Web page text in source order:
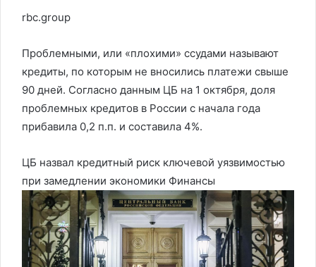
rbc.group
Проблемными, или «плохими» ссудами называют
кредиты, по которым не вносились платежи свыше
90 дней. Согласно данным ЦБ на 1 октября, доля
проблемных кредитов в России с начала года
прибавила 0,2 п.п. и составила 4%.
ЦБ назвал кредитный риск ключевой уязвимостью
при замедлении экономики Финансы